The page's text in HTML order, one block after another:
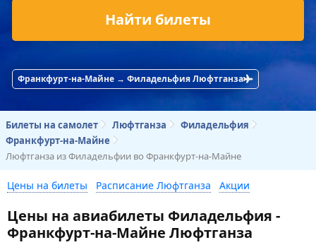
Найти билеты
Франкфурт-на-Майне → Филадельфия Люфтганза
Билеты на самолет Люфтганза
Филадельфия
Франкфурт-на-Майне
Люфтганза из Филадельфии во Франкфурт-на-Майне
Цены на билеты Расписание Люфтганза Акции
Цены на авиабилеты Филадельфия -
Франкфурт-на-Майне Люфтганза